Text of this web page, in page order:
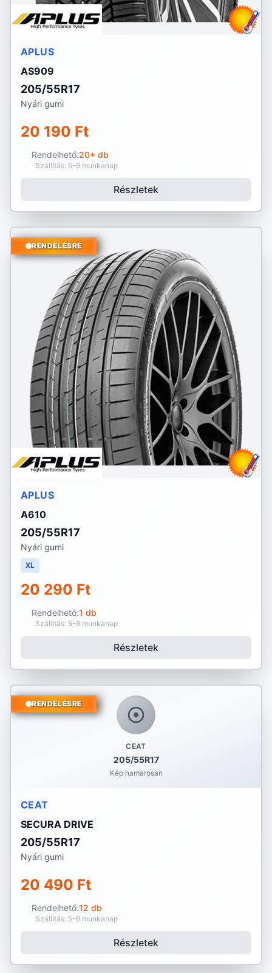
APLUS
AS909
205/55R17
Nyári gumi
20 190 Ft
Rendelhető:20+ db
Szállítás: 5-6 munkanap
Részletek
RENDELÉSRE
APLUS
A610
205/55R17
Nyári gumi
XL
20 290 Ft
Rendelhető:1 db
Szállítás: 5-6 munkanap
Részletek
CEAT
205/55R17
Kép hamarosan
RENDELÉSRE
CEAT
SECURA DRIVE
205/55R17
Nyári gumi
20 490 Ft
Rendelhető:12 db
Szállítás: 5-6 munkanap
Részletek